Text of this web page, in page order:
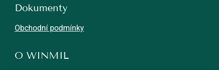
Dokumenty
Obchodní podmínky
O WINMIL